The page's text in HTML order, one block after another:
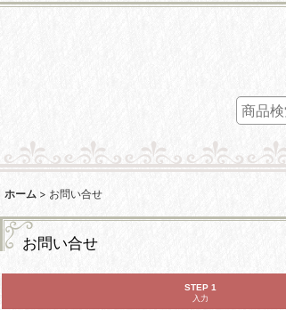
ホーム > お問い合せ
お問い合せ
STEP 1
入力